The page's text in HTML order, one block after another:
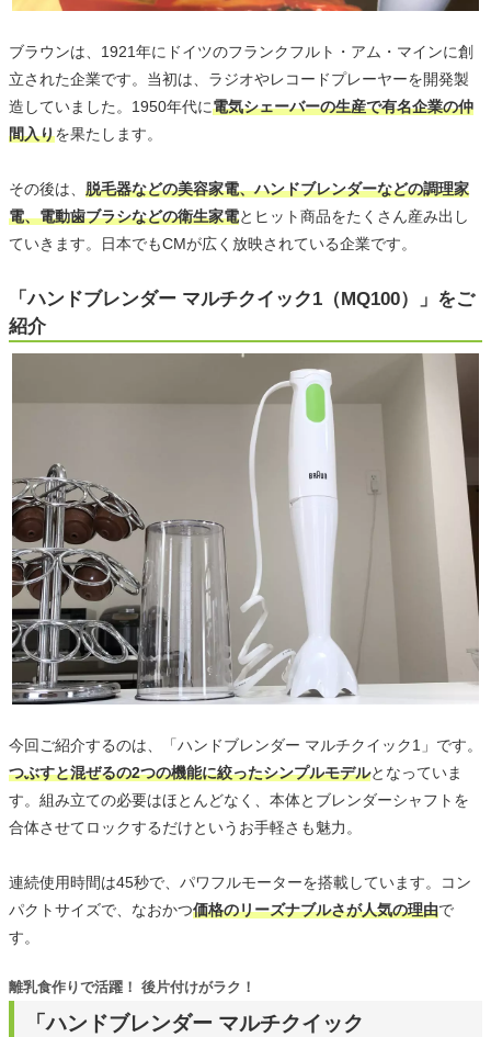
ブラウンは、1921年にドイツのフランクフルト・アム・マインに創
立された企業です。当初は、ラジオやレコードプレーヤーを開発製
造していました。1950年代に電気シェーバーの生産で有名企業の仲
間入りを果たします。
その後は、 脱毛器などの美容家電、ハンドブレンダーなどの調理家
電、電動歯ブラシなどの衛生家電とヒット商品をたくさん産み出し
ていきます。日本でもCMが広く放映されている企業です。
「ハンドブレンダー マルチクイック1（MQ100）」をご
紹介
今回ご紹介するのは、「ハンドブレンダー マルチクイック1」です。
つぶすと混ぜるの2つの機能に絞ったシンプルモデルとなっていま
す。組み立ての必要はほとんどなく、本体とブレンダーシャフトを
合体させてロックするだけというお手軽さも魅力。
連続使用時間は45秒で、パワフルモーターを搭載しています。コン
パクトサイズで、なおかつ価格のリーズナブルさが人気の理由で
す。
「ハンドブレンダー マルチクイック
離乳食作りで活躍！ 後片付けがラク！